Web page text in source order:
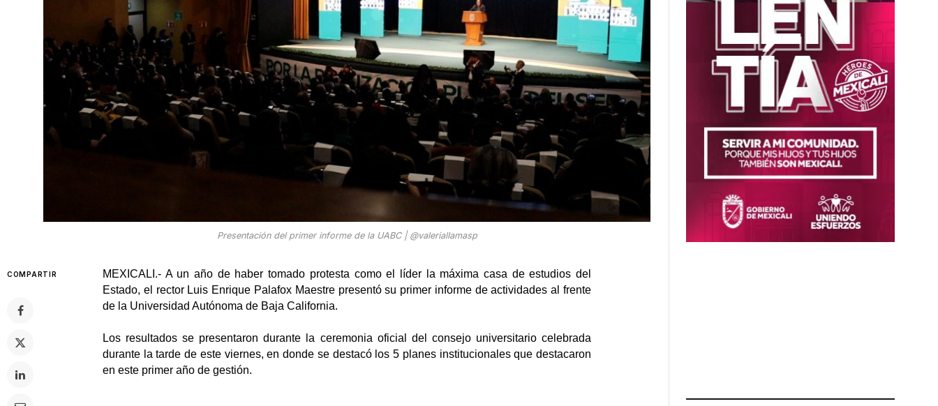
Presentación del primer informe de la UABC | @valeriallamasp
COMPARTIR
MEXICALI.- A un año de haber tomado protesta como el líder la máxima casa de estudios del
Estado, el rector Luis Enrique Palafox Maestre presentó su primer informe de actividades al frente
de la Universidad Autónoma de Baja California.
Los resultados se presentaron durante la ceremonia oficial del consejo universitario celebrada
durante la tarde de este viernes, en donde se destacó los 5 planes institucionales que destacaron
en este primer año de gestión.